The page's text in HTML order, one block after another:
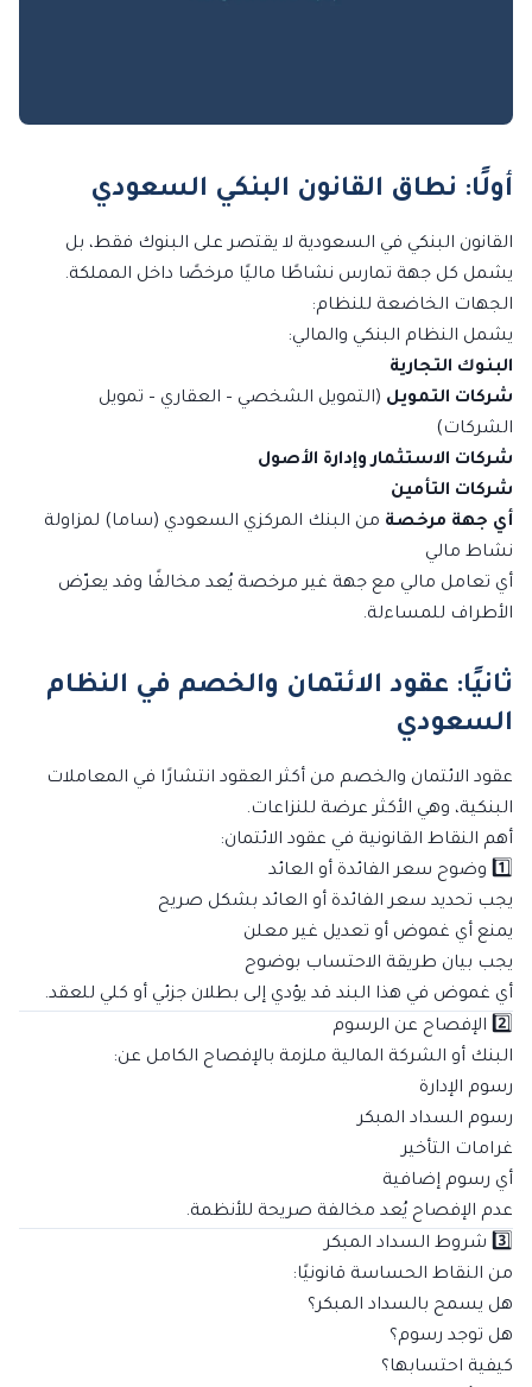
أولًا: نطاق القانون البنكي السعودي
القانون البنكي في السعودية لا يقتصر على البنوك فقط، بل
يشمل كل جهة تمارس نشاطًا ماليًا مرخصًا داخل المملكة.
الجهات الخاضعة للنظام:
يشمل النظام البنكي والمالي:
البنوك التجارية
شركات التمويل (التمويل الشخصي – العقاري – تمويل
الشركات)
شركات الاستثمار وإدارة الأصول
شركات التأمين
أي جهة مرخصة من البنك المركزي السعودي (ساما) لمزاولة
نشاط مالي
أي تعامل مالي مع جهة غير مرخصة يُعد مخالفًا وقد يعرّض
الأطراف للمساءلة.
ثانيًا: عقود الائتمان والخصم في النظام
السعودي
عقود الائتمان والخصم من أكثر العقود انتشارًا في المعاملات
البنكية، وهي الأكثر عرضة للنزاعات.
أهم النقاط القانونية في عقود الائتمان:
1️⃣ وضوح سعر الفائدة أو العائد
يجب تحديد سعر الفائدة أو العائد بشكل صريح
يمنع أي غموض أو تعديل غير معلن
يجب بيان طريقة الاحتساب بوضوح
أي غموض في هذا البند قد يؤدي إلى بطلان جزئي أو كلي للعقد.
2️⃣ الإفصاح عن الرسوم
البنك أو الشركة المالية ملزمة بالإفصاح الكامل عن:
رسوم الإدارة
رسوم السداد المبكر
غرامات التأخير
أي رسوم إضافية
عدم الإفصاح يُعد مخالفة صريحة للأنظمة.
3️⃣ شروط السداد المبكر
من النقاط الحساسة قانونيًا:
هل يسمح بالسداد المبكر؟
هل توجد رسوم؟
كيفية احتسابها؟